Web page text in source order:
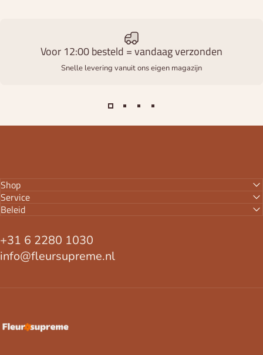
Voor 12:00 besteld = vandaag verzonden
Snelle levering vanuit ons eigen magazijn
Shop
Service
Beleid
+31 6 2280 1030
info@fleursupreme.nl
FleurSupreme